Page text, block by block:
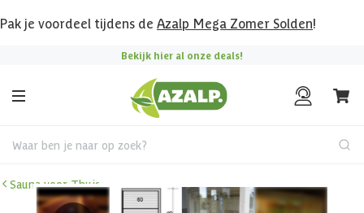
Pak je voordeel tijdens de Azalp Mega Zomer Solden!
Bekijk hier al onze deals!
Waar ben je naar op zoek?
Sauna voor Thuis